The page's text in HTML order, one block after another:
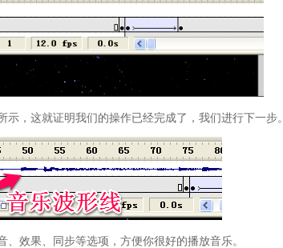
，这就证明我们的操作已经完成了，我们进行下一步。
效果、同步等选项，方便你很好的播放音乐。